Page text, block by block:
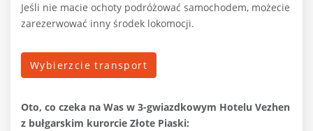
Jeśli nie macie ochoty podróżować samochodem, możecie
zarezerwować inny środek lokomocji.
Wybierzcie transport
Oto, co czeka na Was w 3-gwiazdkowym Hotelu Vezhen
z bułgarskim kurorcie Złote Piaski: